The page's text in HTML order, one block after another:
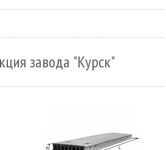
завода "Курск"